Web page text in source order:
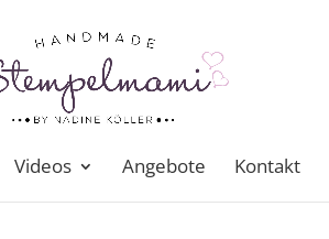
Videos Angebote Kontakt